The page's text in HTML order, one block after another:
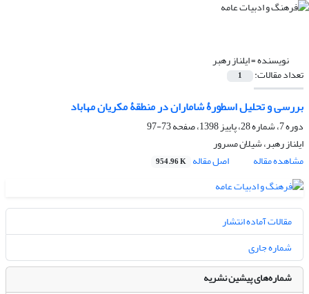
نویسنده =ایلناز رهبر
تعداد مقالات: 1
بررسی و تحلیل اسطورۀ شاماران در منطقۀ مکریان مهاباد
دوره 7، شماره 28، پاییز 1398، صفحه
73-97
ایلناز رهبر، شیلان مسرور
مشاهده مقاله
اصل مقاله 954.96 K
مقالات آماده انتشار
شماره جاری
شماره‌های پیشین نشریه